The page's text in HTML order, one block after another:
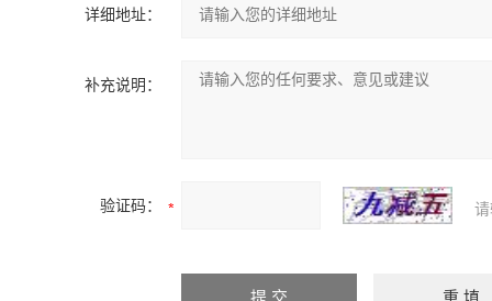
详细地址：
补充说明：
验证码：